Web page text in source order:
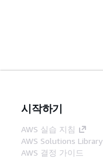
시작하기
AWS 실습 지침
AWS Solutions Library
AWS 결정 가이드